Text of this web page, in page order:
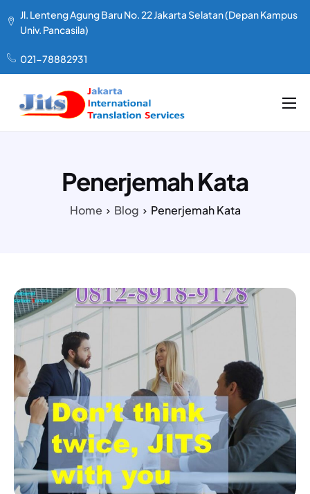
Jl. Lenteng Agung Baru No. 22 Jakarta Selatan (Depan Kampus
Univ. Pancasila)
021-78882931
PAKET HARGA
TESTIMONIAL
Penerjemah Kata
Home Blog Penerjemah Kata